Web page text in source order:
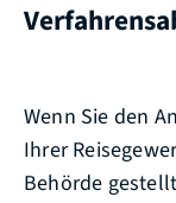
Wenn Sie den
Ihrer
Behörde